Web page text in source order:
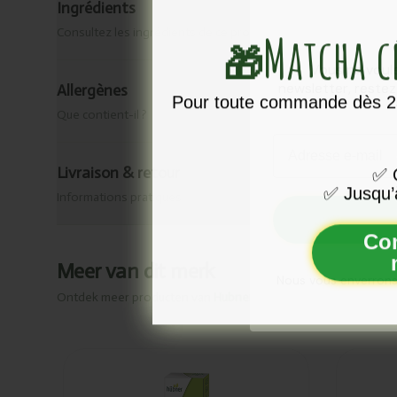
Ingrédients
Allergènes
Livraison & retour
Meer van dit merk
Ontdek meer producten van
Vous ne
newsletter,
Nous vous
🎁Matcha
Pour toute commande dès
✅
✅